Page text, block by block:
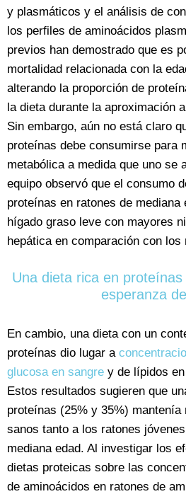
y plasmáticos y el análisis de
los perfiles de aminoácidos
previos han demostrado que es
mortalidad relacionada con la
alterando la proporción de
la dieta durante la aproximación
Sin embargo, aún no está claro
proteínas debe consumirse para
metabólica a medida que uno se
equipo observó que el consumo
proteínas en ratones de mediana
hígado graso leve con mayores
hepática en comparación con los
Una dieta rica en
esperanza
En cambio, una dieta con un
proteínas dio lugar a
glucosa en sangre y de lípidos
Estos resultados sugieren que
proteínas (25% y 35%) mantenía
sanos tanto a los ratones
mediana edad. Al investigar los
dietas proteicas sobre las
de aminoácidos en ratones de